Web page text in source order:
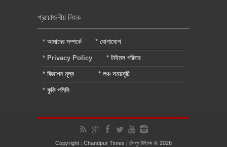
প্রয়োজনীয় লিংক
* আমাদের সম্পর্কে * যোগাযোগ
* Privacy Policy *টাইমস পরিবার
* বিজ্ঞাপন মূল্য * লঞ্চ সময়সূচি
* কুকি পলিসি
Copyright : Chandpur Times | চাঁদপুর টাইমস © 2026